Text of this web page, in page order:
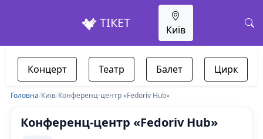
ТІКЕТ Київ
Концерт Театр Балет Цирк
Головна/Київ/Конференц-центр «Fedoriv Hub»
Конференц-центр «Fedoriv Hub»